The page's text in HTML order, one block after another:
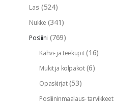
Lasi (524)
Nukke (341)
Posliini (769)
Kahvi- ja teekupit (16)
Mukit ja kolpakot (6)
Opaskirjat (53)
Posliininmaalaus- tarvikkeet